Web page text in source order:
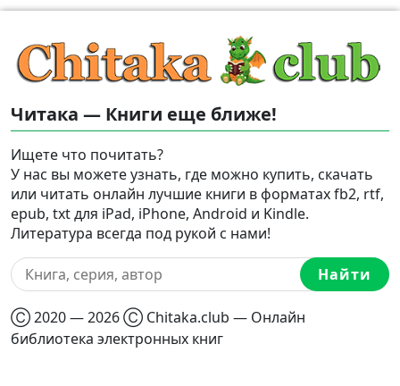
Читака — Книги еще ближе!
Ищете что почитать?
У нас вы можете узнать, где можно купить, скачать
или читать онлайн лучшие книги в форматах fb2, rtf,
epub, txt для iPad, iPhone, Android и Kindle.
Литература всегда под рукой с нами!
Найти
Ⓒ 2020 — 2026 Ⓒ Chitaka.club — Онлайн
библиотека электронных книг